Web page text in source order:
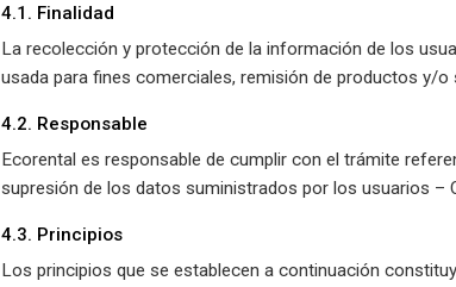
4.1. Finalidad
La recolección y protección de la información de los
usada para fines comerciales, remisión de productos y/
4.2. Responsable
Ecorental es responsable de cumplir con el trámite
supresión de los datos suministrados por los usuarios –
4.3. Principios
Los principios que se establecen a continuación